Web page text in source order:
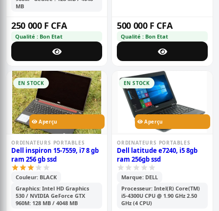
MB
250 000 F CFA
Qualité : Bon Etat
500 000 F CFA
Qualité : Bon Etat
EN STOCK
Aperçu
ORDINATEURS PORTABLES
Dell inspiron 15-7559, i7 8 gb
ram 256 gb ssd
Couleur: BLACK
Graphics: Intel HD Graphics
530 / NVIDIA GeForce GTX
960M: 128 MB / 4048 MB
EN STOCK
Aperçu
ORDINATEURS PORTABLES
Dell latitude e7240, i5 8gb
ram 256gb ssd
Marque: DELL
Processeur: Intel(R) Core(TM)
i5-4300U CPU @ 1.90 GHz 2.50
GHz (4 CPU)